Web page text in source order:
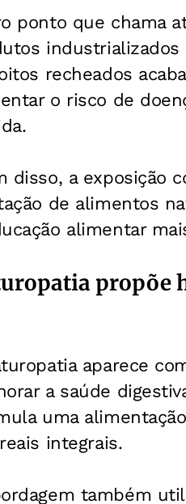
ponto que chama
industrializados
recheados
o risco de
disso, a exposição
de alimentos
alimentar
propõe
aparece
a saúde
uma
integrais.
também